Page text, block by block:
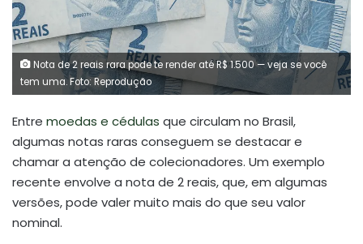
Nota de 2 reais rara pode te render até R$ 1.500 — veja se você
tem uma. Foto: Reprodução
Entre moedas e cédulas que circulam no Brasil,
algumas notas raras conseguem se destacar e
chamar a atenção de colecionadores. Um exemplo
recente envolve a nota de 2 reais, que, em algumas
versões, pode valer muito mais do que seu valor
nominal.